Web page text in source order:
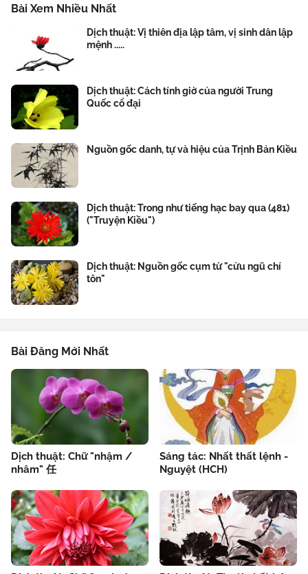
Bài Xem Nhiều Nhất
Dịch thuật: Vị thiên địa lập tâm, vị sinh dân lập
mệnh .....
Dịch thuật: Cách tính giờ của người Trung
Quốc cổ đại
Nguồn gốc danh, tự và hiệu của Trịnh Bản Kiều
Dịch thuật: Trong như tiếng hạc bay qua (481)
("Truyện Kiều")
Dịch thuật: Nguồn gốc cụm từ "cửu ngũ chí
tôn"
Bài Đăng Mới Nhất
Dịch thuật: Chữ "nhậm /
nhâm" 任
Sáng tác: Nhất thất lệnh -
Nguyệt (HCH)